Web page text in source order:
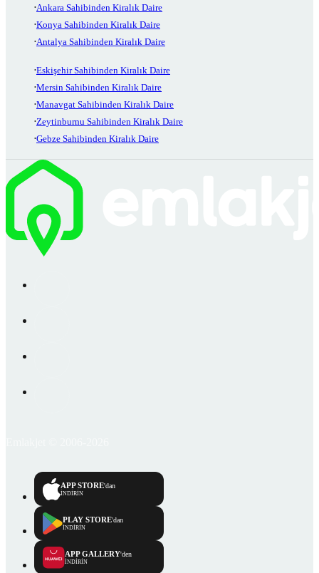
Ankara Sahibinden Kiralık Daire
Konya Sahibinden Kiralık Daire
Antalya Sahibinden Kiralık Daire
Eskişehir Sahibinden Kiralık Daire
Mersin Sahibinden Kiralık Daire
Manavgat Sahibinden Kiralık Daire
Zeytinburnu Sahibinden Kiralık Daire
Gebze Sahibinden Kiralık Daire
APP STORE'dan
İNDİRİN
PLAY STORE'dan
İNDİRİN
APP GALLERY'den
İNDİRİN